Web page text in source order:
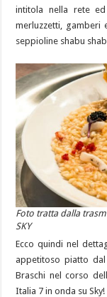
intitola nella rete
merluzzetti, gamberi
seppioline shabu
Foto tratta dalla
SKY
Ecco quindi nel
appetitoso piatto
Braschi nel corso
Italia 7 in onda su Sky!